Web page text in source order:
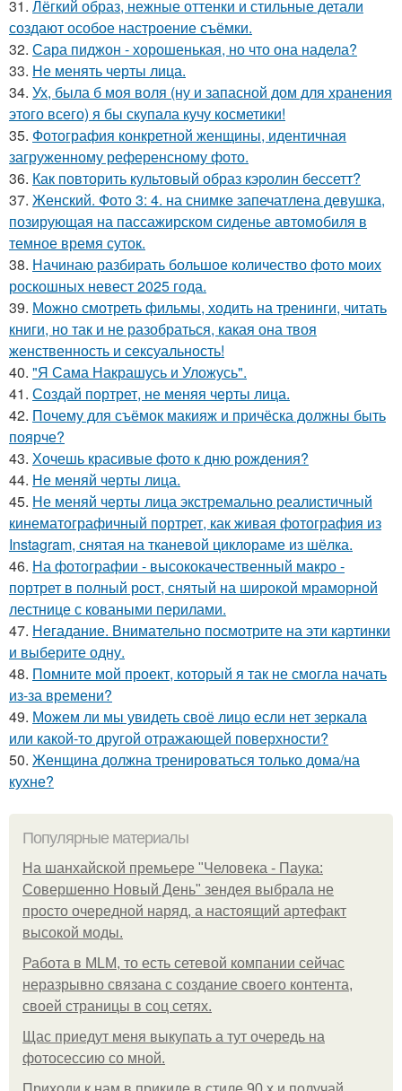
31. Лёгкий образ, нежные оттенки и стильные детали
создают особое настроение съёмки.
32. Сара пиджон - хорошенькая, но что она надела?
33. Не менять черты лица.
34. Ух, была б моя воля (ну и запасной дом для хранения
этого всего) я бы скупала кучу косметики!
35. Фотография конкретной женщины, идентичная
загруженному референсному фото.
36. Как повторить культовый образ кэролин бессетт?
37. Женский. Фото 3: 4. на снимке запечатлена девушка,
позирующая на пассажирском сиденье автомобиля в
темное время суток.
38. Начинаю разбирать большое количество фото моих
роскошных невест 2025 года.
39. Можно смотреть фильмы, ходить на тренинги, читать
книги, но так и не разобраться, какая она твоя
женственность и сексуальность!
40. "Я Сама Накрашусь и Уложусь".
41. Создай портрет, не меняя черты лица.
42. Почему для съёмок макияж и причёска должны быть
поярче?
43. Хочешь красивые фото к дню рождения?
44. Не меняй черты лица.
45. Не меняй черты лица экстремально реалистичный
кинематографичный портрет, как живая фотография из
Instagram, снятая на тканевой циклораме из шёлка.
46. На фотографии - высококачественный макро -
портрет в полный рост, снятый на широкой мраморной
лестнице с коваными перилами.
47. Негадание. Внимательно посмотрите на эти картинки
и выберите одну.
48. Помните мой проект, который я так не смогла начать
из-за времени?
49. Можем ли мы увидеть своё лицо если нет зеркала
или какой-то другой отражающей поверхности?
50. Женщина должна тренироваться только дома/на
кухне?
Популярные материалы
На шанхайской премьере "Человека - Паука:
Совершенно Новый День" зендея выбрала не
просто очередной наряд, а настоящий артефакт
высокой моды.
Работа в MLM, то есть сетевой компании сейчас
неразрывно связана с создание своего контента,
своей страницы в соц сетях.
Щас приедут меня выкупать а тут очередь на
фотосессию со мной.